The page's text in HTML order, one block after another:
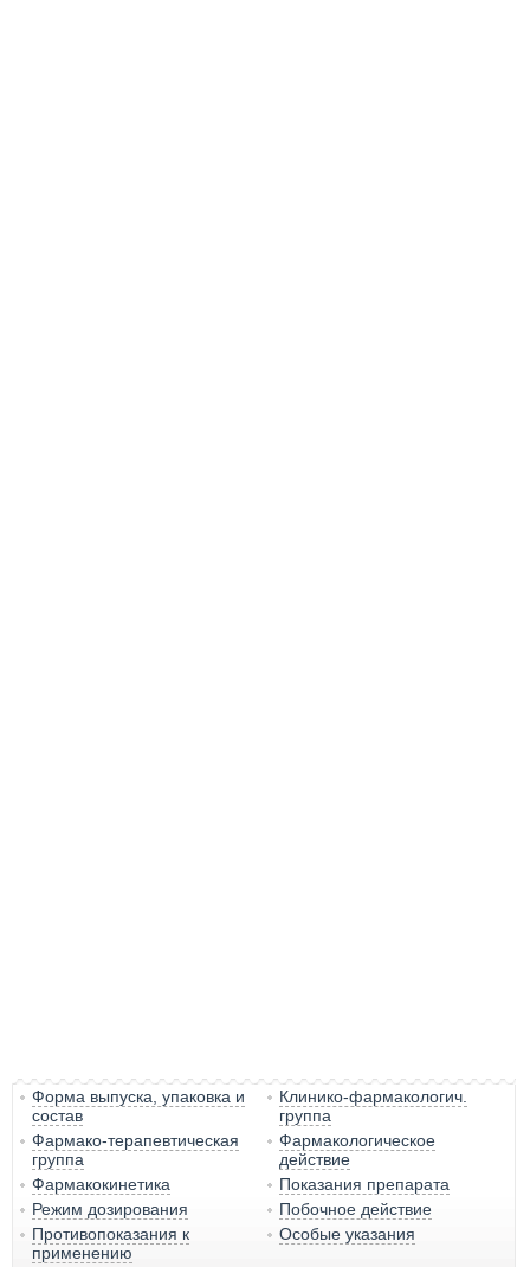
Форма выпуска, упаковка и
состав
Клинико-фармакологич.
группа
Фармако-терапевтическая
группа
Фармакологическое
действие
Фармакокинетика
Показания препарата
Режим дозирования
Побочное действие
Противопоказания к
применению
Особые указания